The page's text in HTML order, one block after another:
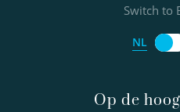
Op de
Switch to
NL